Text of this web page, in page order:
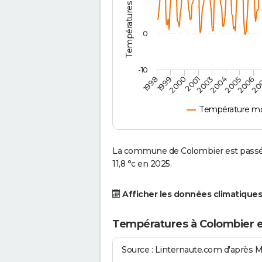
Température
19981999200020012003200420052006
-10
0
La commune de Colombier est
11,8 °c en 2025.
Afficher les données
Températures à Colombier
Source : Linternaute.com d'après